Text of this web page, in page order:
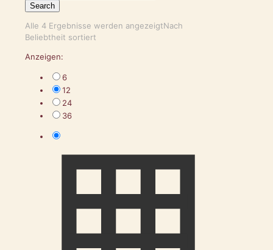
Search
Alle 4 Ergebnisse werden angezeigtNach
Beliebtheit sortiert
Anzeigen:
6
12
24
36